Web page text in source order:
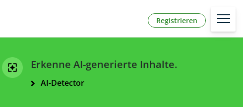
Registrieren
Erkenne AI-generierte Inhalte.
AI-Detector